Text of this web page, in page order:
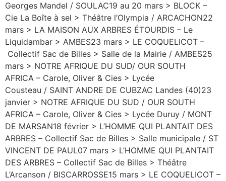
Georges Mandel / SOULAC19 au 20 mars > BLOCK –
Cie La Boîte à sel > Théâtre l’Olympia / ARCACHON22
mars > LA MAISON AUX ARBRES ÉTOURDIS – Le
Liquidambar > AMBES23 mars > LE COQUELICOT –
Collectif Sac de Billes > Salle de la Mairie / AMBES25
mars > NOTRE AFRIQUE DU SUD/ OUR SOUTH
AFRICA – Carole, Oliver & Cies > Lycée
Cousteau / SAINT ANDRE DE CUBZAC Landes (40)23
janvier > NOTRE AFRIQUE DU SUD / OUR SOUTH
AFRICA – Carole, Oliver & Cies > Lycée Duruy / MONT
DE MARSAN18 février > L’HOMME QUI PLANTAIT DES
ARBRES – Collectif Sac de Billes > Salle municipale / ST
VINCENT DE PAUL07 mars > L’HOMME QUI PLANTAIT
DES ARBRES – Collectif Sac de Billes > Théâtre
L’Arcanson / BISCARROSSE15 mars > LE COQUELICOT –